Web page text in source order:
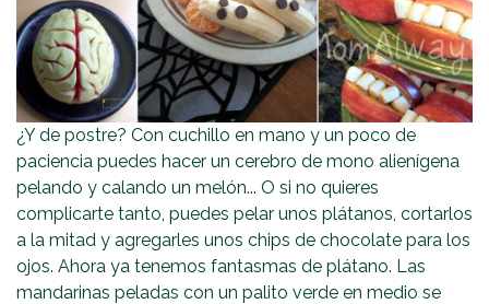
¿Y de postre? Con cuchillo en mano y un poco de
paciencia puedes hacer un cerebro de mono alienígena
pelando y calando un melón... O si no quieres
complicarte tanto, puedes pelar unos plátanos, cortarlos
a la mitad y agregarles unos chips de chocolate para los
ojos. Ahora ya tenemos fantasmas de plátano. Las
mandarinas peladas con un palito verde en medio se